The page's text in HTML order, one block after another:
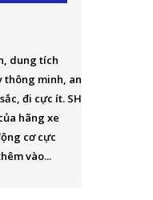
dung tích
thông minh, an
đi cực ít. SH
hãng xe
cơ cực
vào...